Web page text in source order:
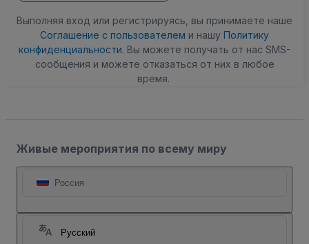
Выполняя вход или регистрируясь, вы принимаете наше
Соглашение с пользователем и нашу Политику
конфиденциальности. Вы можете получать от нас SMS-
сообщения и можете отказаться от них в любое
время.
Живые мероприятия по всему миру
Россия
Русский